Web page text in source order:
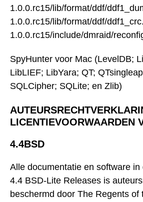
1.0.0.rc15/lib/format/ddf/
1.0.0.rc15/lib/format/ddf/
1.0.0.rc15/include/dmraid/
SpyHunter voor Mac (LevelDB;
LibLIEF; LibYara; QT;
SQLCipher; SQLite; en Zlib)
LICENTIEVOORWAARDEN
4.4BSD
Alle documentatie en software
4.4 BSD-Lite Releases is
beschermd door The Regents of